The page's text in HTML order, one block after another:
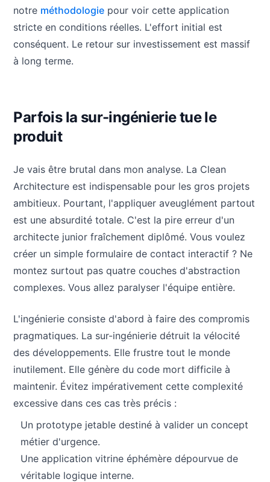
notre méthodologie pour voir cette application
stricte en conditions réelles. L'effort initial est
conséquent. Le retour sur investissement est massif
à long terme.
Parfois la sur-ingénierie tue le
produit
Je vais être brutal dans mon analyse. La Clean
Architecture est indispensable pour les gros projets
ambitieux. Pourtant, l'appliquer aveuglément partout
est une absurdité totale. C'est la pire erreur d'un
architecte junior fraîchement diplômé. Vous voulez
créer un simple formulaire de contact interactif ? Ne
montez surtout pas quatre couches d'abstraction
complexes. Vous allez paralyser l'équipe entière.
L'ingénierie consiste d'abord à faire des compromis
pragmatiques. La sur-ingénierie détruit la vélocité
des développements. Elle frustre tout le monde
inutilement. Elle génère du code mort difficile à
maintenir. Évitez impérativement cette complexité
excessive dans ces cas très précis :
Un prototype jetable destiné à valider un concept
métier d'urgence.
Une application vitrine éphémère dépourvue de
véritable logique interne.